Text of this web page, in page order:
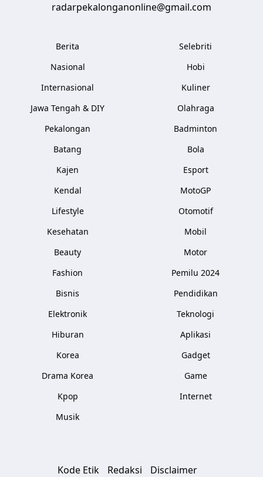
radarpekalonganonline@gmail.com
Berita
Nasional
Internasional
Jawa Tengah & DIY
Pekalongan
Batang
Kajen
Kendal
Lifestyle
Kesehatan
Beauty
Fashion
Bisnis
Elektronik
Hiburan
Korea
Drama Korea
Kpop
Musik
Selebriti
Hobi
Kuliner
Olahraga
Badminton
Bola
Esport
MotoGP
Otomotif
Mobil
Motor
Pemilu 2024
Pendidikan
Teknologi
Aplikasi
Gadget
Game
Internet
Kode Etik Redaksi Disclaimer